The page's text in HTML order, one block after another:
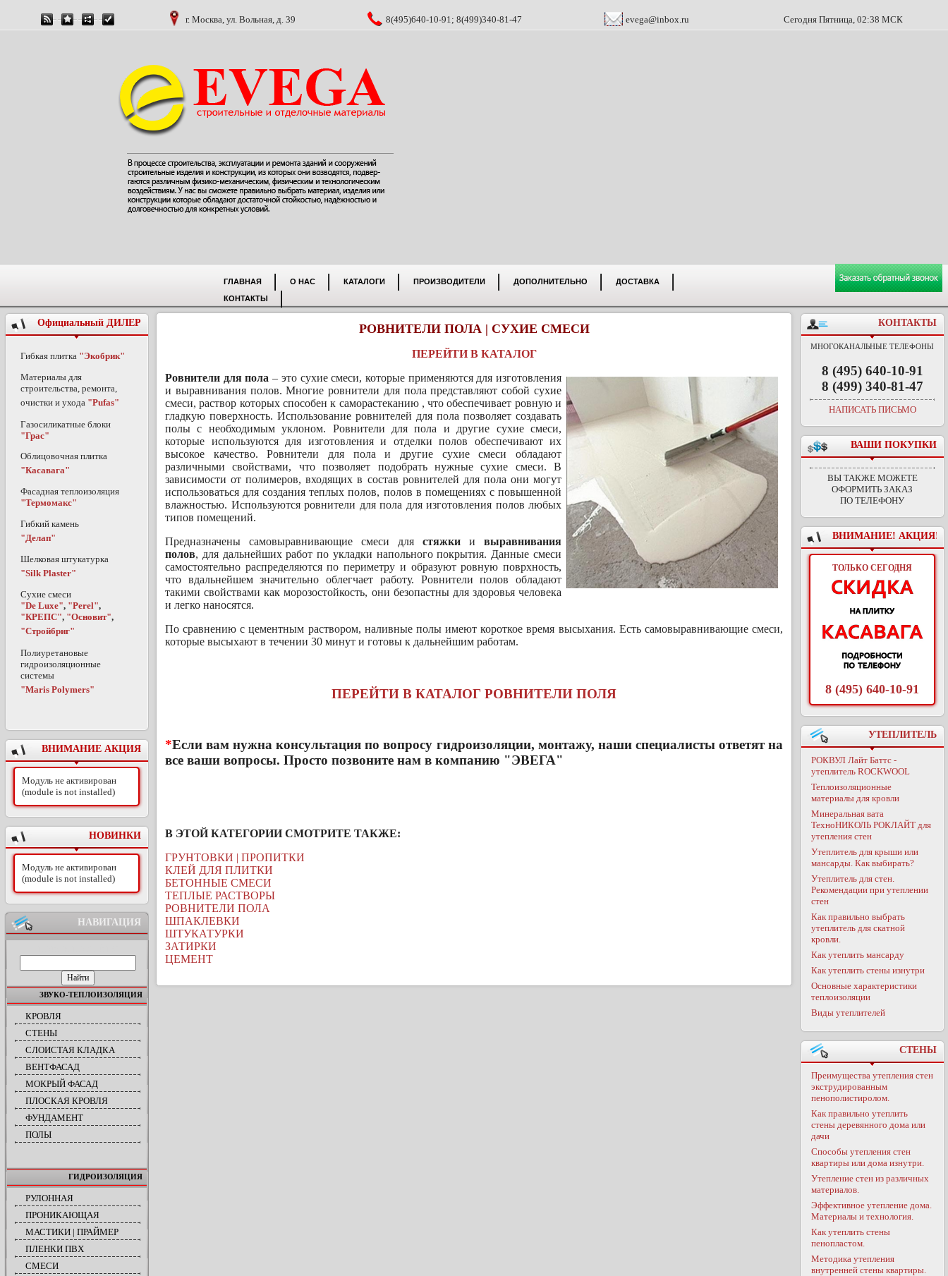
г. Москва, ул. Вольная, д. 39 8(495)640-10-91; 8(499)340-81-47 evega@inbox.ru Сегодня Пятница, 02:38 МСК
ГЛАВНАЯ О НАС КАТАЛОГИ ПРОИЗВОДИТЕЛИ ДОПОЛНИТЕЛЬНО
ДОСТАВКА
КОНТАКТЫ
Официальный ДИЛЕР
Гибкая плитка "Экобрик"
Материалы для
строительства, ремонта,
очистки и ухода "Pufas"
Газосиликатные блоки
"Грас"
Облицовочная плитка
"Касавага"
Фасадная теплоизоляция
"Термомакс"
Гибкий камень
"Делап"
Шелковая штукатурка
"Silk Plaster"
Сухие смеси
"De Luxe", "Perel",
"КРЕПС", "Основит",
"Стройбриг"
Полиуретановые
гидроизоляционные
системы
"Maris Polymers"
ВНИМАНИЕ АКЦИЯ
Модуль не активирован
(module is not installed)
НОВИНКИ
Модуль не активирован
(module is not installed)
НАВИГАЦИЯ
ЗВУКО-ТЕПЛОИЗОЛЯЦИЯ
КРОВЛЯ
СТЕНЫ
СЛОИСТАЯ КЛАДКА
ВЕНТФАСАД
МОКРЫЙ ФАСАД
ПЛОСКАЯ КРОВЛЯ
ФУНДАМЕНТ
ПОЛЫ
ГИДРОИЗОЛЯЦИЯ
РУЛОННАЯ
ПРОНИКАЮЩАЯ
МАСТИКИ | ПРАЙМЕР
ПЛЕНКИ ПВХ
СМЕСИ
РОВНИТЕЛИ ПОЛА | СУХИЕ СМЕСИ
ПЕРЕЙТИ В КАТАЛОГ
Ровнители для пола – это сухие смеси, которые применяются для изготовления
и выравнивания полов. Многие ровнители для пола представляют собой сухие
смеси, раствор которых способен к саморастеканию , что обеспечивает ровную и
гладкую поверхность. Использование ровнителей для пола позволяет создавать
полы с необходимым уклоном. Ровнители для пола и другие сухие смеси,
которые используются для изготовления и отделки полов обеспечивают их
высокое качество. Ровнители для пола и другие сухие смеси обладают
различными свойствами, что позволяет подобрать нужные сухие смеси. В
зависимости от полимеров, входящих в состав ровнителей для пола они могут
использоваться для создания теплых полов, полов в помещениях с повышенной
влажностью. Используются ровнители для пола для изготовления полов любых
типов помещений.
Предназначены самовыравнивающие смеси для стяжки и выравнивания
полов, для дальнейших работ по укладки напольного покрытия. Данные смеси
самостоятельно распределяются по периметру и образуют ровную поврхность,
что вдальнейшем значительно облегчает работу. Ровнители полов обладают
такими свойствами как морозостойкость, они безопастны для здоровья человека
и легко наносятся.
По сравнению с цементным раствором, наливные полы имеют короткое время высыхания. Есть самовыравнивающие смеси,
которые высыхают в течении 30 минут и готовы к дальнейшим работам.
ПЕРЕЙТИ В КАТАЛОГ РОВНИТЕЛИ ПОЛЯ
*Если вам нужна консультация по вопросу гидроизоляции, монтажу, наши специалисты ответят на
все ваши вопросы. Просто позвоните нам в компанию "ЭВЕГА"
В ЭТОЙ КАТЕГОРИИ СМОТРИТЕ ТАКЖЕ:
ГРУНТОВКИ | ПРОПИТКИ
КЛЕЙ ДЛЯ ПЛИТКИ
БЕТОННЫЕ СМЕСИ
ТЕПЛЫЕ РАСТВОРЫ
РОВНИТЕЛИ ПОЛА
ШПАКЛЕВКИ
ШТУКАТУРКИ
ЗАТИРКИ
ЦЕМЕНТ
КОНТАКТЫ
МНОГОКАНАЛЬНЫЕ ТЕЛЕФОНЫ
8 (495) 640-10-91
8 (499) 340-81-47
НАПИСАТЬ ПИСЬМО
ВАШИ ПОКУПКИ
ВЫ ТАКЖЕ МОЖЕТЕ
ОФОРМИТЬ ЗАКАЗ
ПО ТЕЛЕФОНУ
ВНИМАНИЕ! АКЦИЯ!
ТОЛЬКО СЕГОДНЯ
8 (495) 640-10-91
УТЕПЛИТЕЛЬ
РОКВУЛ Лайт Баттс -
утеплитель ROCKWOOL
Теплоизоляционные
материалы для кровли
Минеральная вата
ТехноНИКОЛЬ РОКЛАЙТ для
утепления стен
Утеплитель для крыши или
мансарды. Как выбирать?
Утеплитель для стен.
Рекомендации при утеплении
стен
Как правильно выбрать
утеплитель для скатной
кровли.
Как утеплить мансарду
Как утеплить стены изнутри
Основные характеристики
теплоизоляции
Виды утеплителей
СТЕНЫ
Преимущества утепления стен
экструдированным
пенополистиролом.
Как правильно утеплить
стены деревянного дома или
дачи
Способы утепления стен
квартиры или дома изнутри.
Утепление стен из различных
материалов.
Эффективное утепление дома.
Материалы и технология.
Как утеплить стены
пенопластом.
Методика утепления
внутренней стены квартиры.